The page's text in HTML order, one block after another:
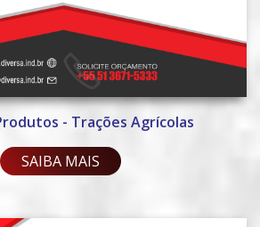
- Trações Agrícolas
SAIBA MAIS